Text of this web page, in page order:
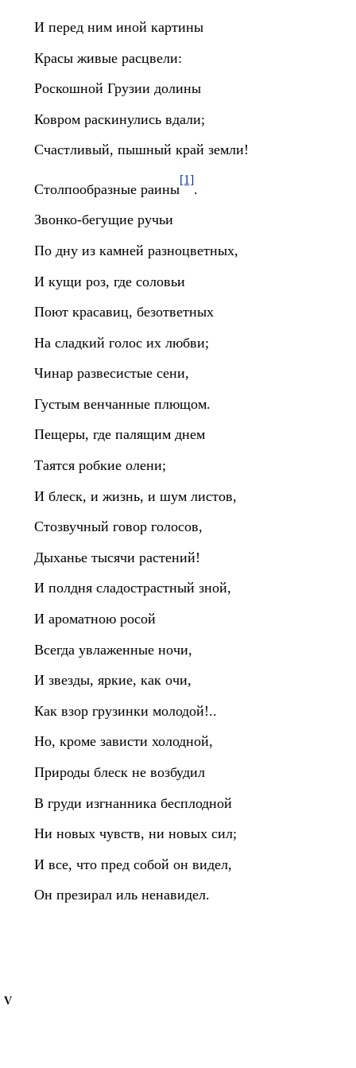
И перед ним иной картины
Красы живые расцвели:
Роскошной Грузии долины
Ковром раскинулись вдали;
Счастливый, пышный край земли!
Столпообразные раины
[1]
.
Звонко-бегущие ручьи
По дну из камней разноцветных,
И кущи роз, где соловьи
Поют красавиц, безответных
На сладкий голос их любви;
Чинар развесистые сени,
Густым венчанные плющом.
Пещеры, где палящим днем
Таятся робкие олени;
И блеск, и жизнь, и шум листов,
Стозвучный говор голосов,
Дыханье тысячи растений!
И полдня сладострастный зной,
И ароматною росой
Всегда увлаженные ночи,
И звезды, яркие, как очи,
Как взор грузинки молодой!..
Но, кроме зависти холодной,
Природы блеск не возбудил
В груди изгнанника бесплодной
Ни новых чувств, ни новых сил;
И все, что пред собой он видел,
Он презирал иль ненавидел.
V